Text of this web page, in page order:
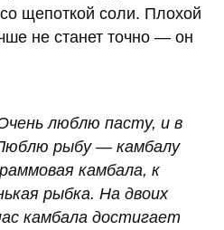
щепоткой соли. Плохой
не станет точно — он
люблю пасту, и в
рыбу — камбалу
камбала, к
рыбка. На двоих
камбала достигает